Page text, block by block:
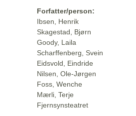
Forfatter/person:
Ibsen, Henrik
Skagestad, Bjørn
Goody, Laila
Scharffenberg, Svein
Eidsvold, Eindride
Nilsen, Ole-Jørgen
Foss, Wenche
Mærli, Terje
Fjernsynsteatret